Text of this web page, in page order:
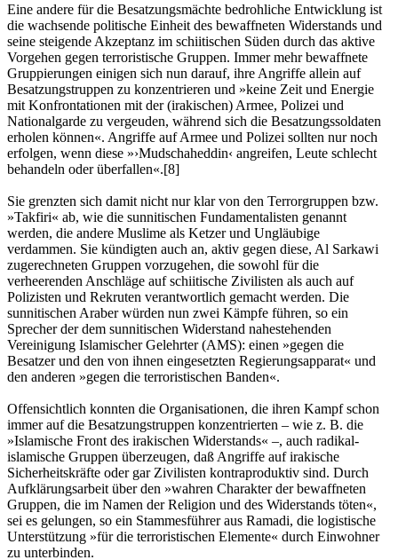
Eine andere für die Besatzungsmächte bedrohliche Entwicklung ist
die wachsende politische Einheit des bewaffneten Widerstands und
seine steigende Akzeptanz im schiitischen Süden durch das aktive
Vorgehen gegen terroristische Gruppen. Immer mehr bewaffnete
Gruppierungen einigen sich nun darauf, ihre Angriffe allein auf
Besatzungstruppen zu konzentrieren und »keine Zeit und Energie
mit Konfrontationen mit der (irakischen) Armee, Polizei und
Nationalgarde zu vergeuden, während sich die Besatzungssoldaten
erholen können«. Angriffe auf Armee und Polizei sollten nur noch
erfolgen, wenn diese »›Mudschaheddin‹ angreifen, Leute schlecht
behandeln oder überfallen«.[8]
Sie grenzten sich damit nicht nur klar von den Terrorgruppen bzw.
»Takfiri« ab, wie die sunnitischen Fundamentalisten genannt
werden, die andere Muslime als Ketzer und Ungläubige
verdammen. Sie kündigten auch an, aktiv gegen diese, Al Sarkawi
zugerechneten Gruppen vorzugehen, die sowohl für die
verheerenden Anschläge auf schiitische Zivilisten als auch auf
Polizisten und Rekruten verantwortlich gemacht werden. Die
sunnitischen Araber würden nun zwei Kämpfe führen, so ein
Sprecher der dem sunnitischen Widerstand nahestehenden
Vereinigung Islamischer Gelehrter (AMS): einen »gegen die
Besatzer und den von ihnen eingesetzten Regierungsapparat« und
den anderen »gegen die terroristischen Banden«.
Offensichtlich konnten die Organisationen, die ihren Kampf schon
immer auf die Besatzungstruppen konzentrierten – wie z. B. die
»Islamische Front des irakischen Widerstands« –, auch radikal-
islamische Gruppen überzeugen, daß Angriffe auf irakische
Sicherheitskräfte oder gar Zivilisten kontraproduktiv sind. Durch
Aufklärungsarbeit über den »wahren Charakter der bewaffneten
Gruppen, die im Namen der Religion und des Widerstands töten«,
sei es gelungen, so ein Stammesführer aus Ramadi, die logistische
Unterstützung »für die terroristischen Elemente« durch Einwohner
zu unterbinden.